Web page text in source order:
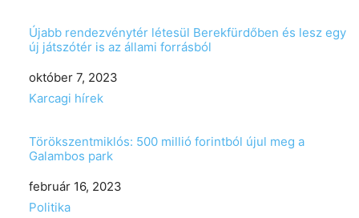
Újabb rendezvénytér létesül Berekfürdőben és lesz egy
új játszótér is az állami forrásból
Date
október 7, 2023
In relation to
Karcagi hírek
Törökszentmiklós: 500 millió forintból újul meg a
Galambos park
Date
február 16, 2023
In relation to
Politika